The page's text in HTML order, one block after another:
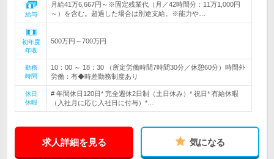
給与
月給41万6,667円～※固定残業代（月／42時間分：11万1,000円
～）を含む。超過した場合は別途支給。※能力や…
初年度
年収
500万円～700万円
勤務
時間
10：00 ～ 18：30 （所定労働時間7時間30分／休憩60分）時間外
労働：有◆時差勤務制度あり
休日
休暇
# 年間休日120日* 完全週休2日制（土日休み）* 祝日* 有給休暇
（入社月に応じ入社日に付与）*…
求人詳細を見る 気になる